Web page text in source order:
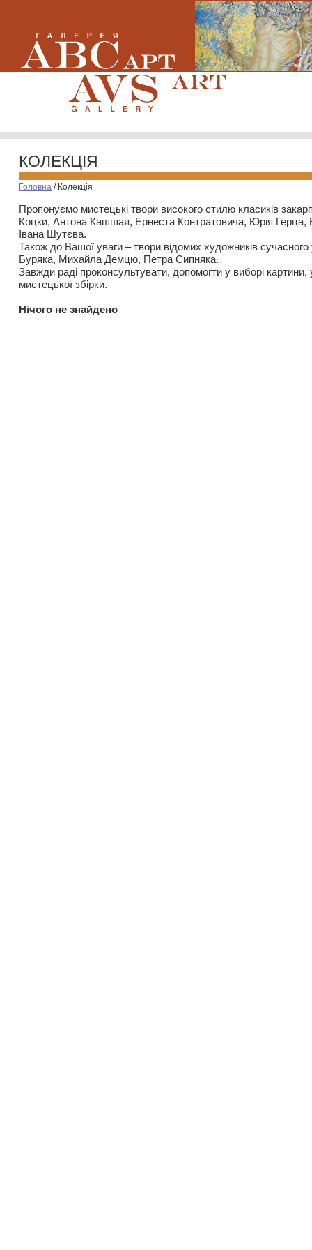
КОЛЕКЦІЯ
Головна / Колекція
Пропонуємо мистецькі твори високого стилю класиків
Коцки, Антона Кашшая, Ернеста Контратовича, Юрія
Івана Шутєва.
Також до Вашої уваги – твори відомих художників
Буряка, Михайла Демцю, Петра Сипняка.
Завжди раді проконсультувати, допомогти у виборі картини,
мистецької збірки.
Нiчого не знайдено